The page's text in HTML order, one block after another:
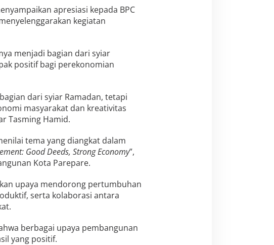
apresiasi kepada BPC
kegiatan
menjadi bagian dari syiar
positif bagi perekonomian
dari syiar Ramadan, tetapi
masyarakat dan kreativitas
Tasming Hamid.
tema yang diangkat dalam
Good Deeds, Strong Economy”,
Kota Parepare.
upaya mendorong pertumbuhan
serta kolaborasi antara
berbagai upaya pembangunan
yang positif.